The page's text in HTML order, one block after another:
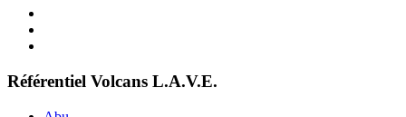
Référentiel Volcans L.A.V.E.